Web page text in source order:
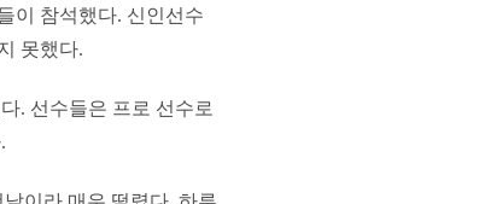
이 참석했다. 신인선수
못했다.
. 선수들은 프로 선수로